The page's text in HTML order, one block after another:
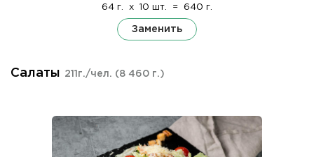
64 г. x 10 шт. = 640 г.
Заменить
Салаты 211г./чел. (8 460 г.)